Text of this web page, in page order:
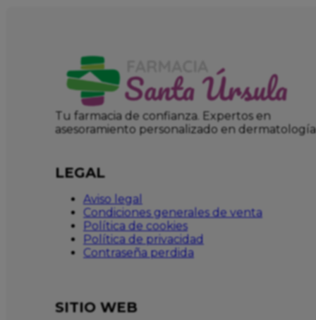
Tu farmacia de confianza. Expertos en
asesoramiento personalizado en dermatología
LEGAL
Aviso legal
Condiciones generales de venta
Política de cookies
Política de privacidad
Contraseña perdida
SITIO WEB